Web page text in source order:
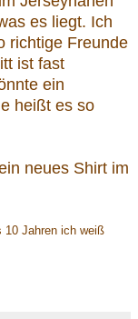
es liegt. Ich
richtige Freunde
ist fast
ein
heißt es so
neues Shirt im
10 Jahren ich weiß